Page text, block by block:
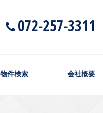
072-257-3311
物件検索 会社概要